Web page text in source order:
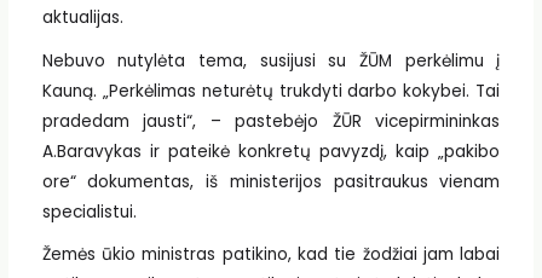
aktualijas.
Nebuvo nutylėta tema, susijusi su ŽŪM perkėlimu į
Kauną. „Perkėlimas neturėtų trukdyti darbo kokybei. Tai
pradedam jausti“, – pastebėjo ŽŪR vicepirmininkas
A.Baravykas ir pateikė konkretų pavyzdį, kaip „pakibo
ore“ dokumentas, iš ministerijos pasitraukus vienam
specialistui.
Žemės ūkio ministras patikino, kad tie žodžiai jam labai